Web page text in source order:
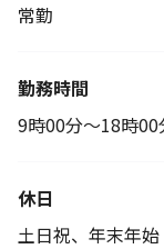
常勤
勤務時間
9時00分～18時00
休日
土日祝、年末年始